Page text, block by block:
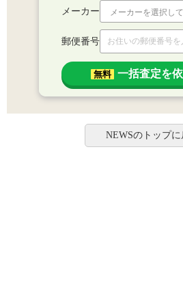
メーカー
郵便番号
無料 一括査定を
NEWSのトップに